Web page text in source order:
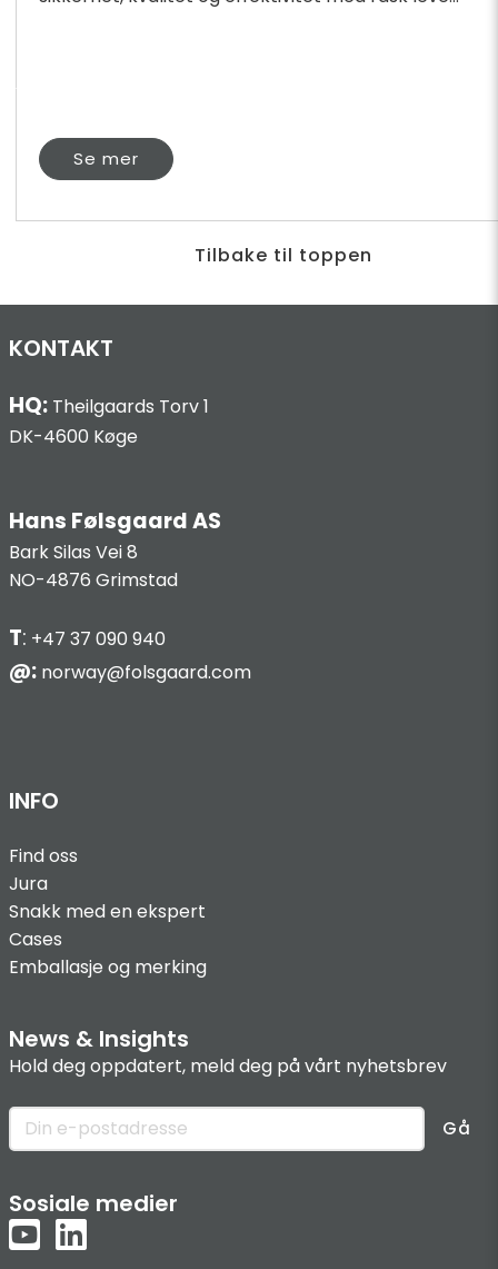
Se mer
Tilbake til toppen
KONTAKT
HQ: Theilgaards Torv 1
DK-4600 Køge
Hans Følsgaard AS
Bark Silas Vei 8
NO-4876 Grimstad
T: +47 37 090 940
@: norway@folsgaard.com
INFO
Find oss
Jura
Snakk med en ekspert
Cases
Emballasje og merking
News & Insights
Hold deg oppdatert, meld deg på vårt nyhetsbrev
Gå
Sosiale medier